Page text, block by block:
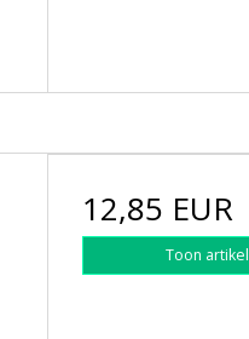
12,85 EUR
Toon artikel